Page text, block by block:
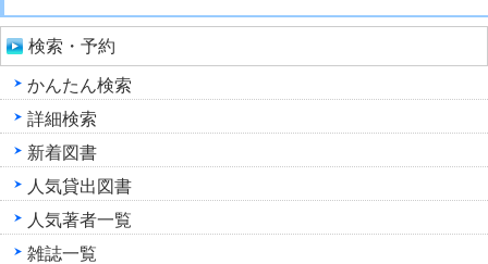
検索・予約
かんたん検索
詳細検索
新着図書
人気貸出図書
人気著者一覧
雑誌一覧